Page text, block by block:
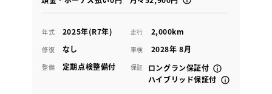
年式 2025年(R7年) 走行 2,000km
修復 なし 車検 2028年 8月
整備 定期点検整備付 保証
ロングラン保証付
ハイブリッド保証付